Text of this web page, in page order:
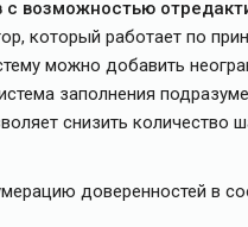
возможностью
который работает по
можно добавить
заполнения
снизить
доверенностей в